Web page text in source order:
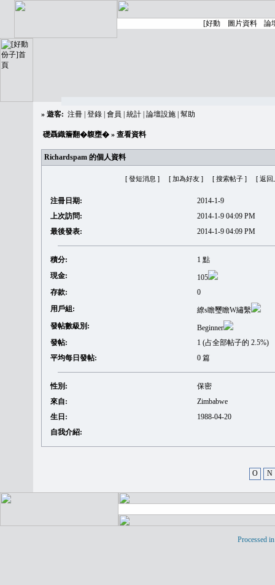
» 遊客: 注冊 登錄 會員 統計 論壇設施 幫助
礎聶織簷翻�䪖壅� » 查看資料
Richardspam 的個人資料
[ 發短消息 ] [ 加為好友 ] [ 搜索帖子 ] [ 返回
注冊日期:
2014-1-9
上次訪問:
2014-1-9 04:09 PM
最後發表:
2014-1-9 04:09 PM
積分:
1 點
現金:
105
存款:
0
用戶組:
繚s瞻璽瞻W繡繫
發帖數級別:
Beginner
發帖:
1 (占全部帖子的 2.5%)
平均每日發帖:
0 篇
性別:
保密
來自:
Zimbabwe
生日:
1988-04-20
自我介紹:
O N
Processed